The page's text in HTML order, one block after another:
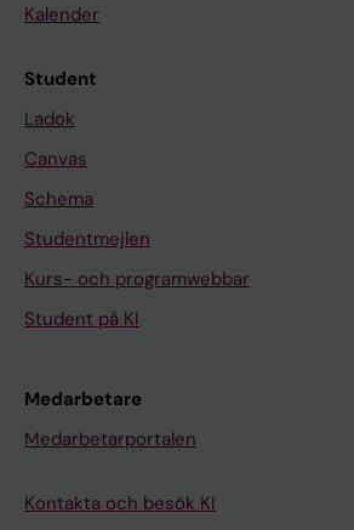
Kalender
Student
Ladok
Canvas
Schema
Studentmejlen
Kurs- och programwebbar
Student på KI
Medarbetare
Medarbetarportalen
Kontakta och besök KI